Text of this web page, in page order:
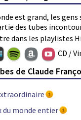
est grand, les
des tubes
dans les playlistes
CD /
de Claude
du monde entier